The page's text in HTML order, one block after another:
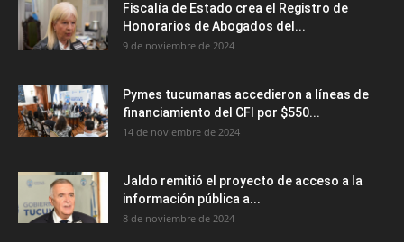
Fiscalía de Estado crea el Registro de
Honorarios de Abogados del...
9 de noviembre de 2024
Pymes tucumanas accedieron a líneas de
financiamiento del CFI por $550...
14 de noviembre de 2024
Jaldo remitió el proyecto de acceso a la
información pública a...
8 de noviembre de 2024